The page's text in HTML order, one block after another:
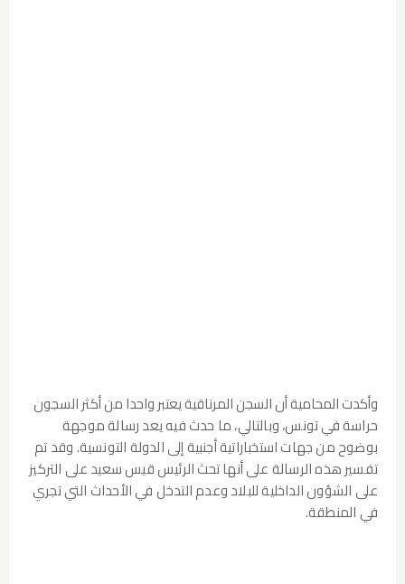
وأكدت المحامية أن السجن المرناقية يعتبر واحدا منأكثر السجون
حراسة في تونس، وبالتالي، ما حدث فيهيعد رسالة موجهة
بوضوح من جهات استخباراتيةأجنبية إلى الدولة التونسية. وقد تم
تفسير هذه الرسالة على أنها تحث الرئيس قيس سعيد على التركيز
علىالشؤون الداخلية للبلاد وعدم التدخل في الأحداث التيتجري
في المنطقة.